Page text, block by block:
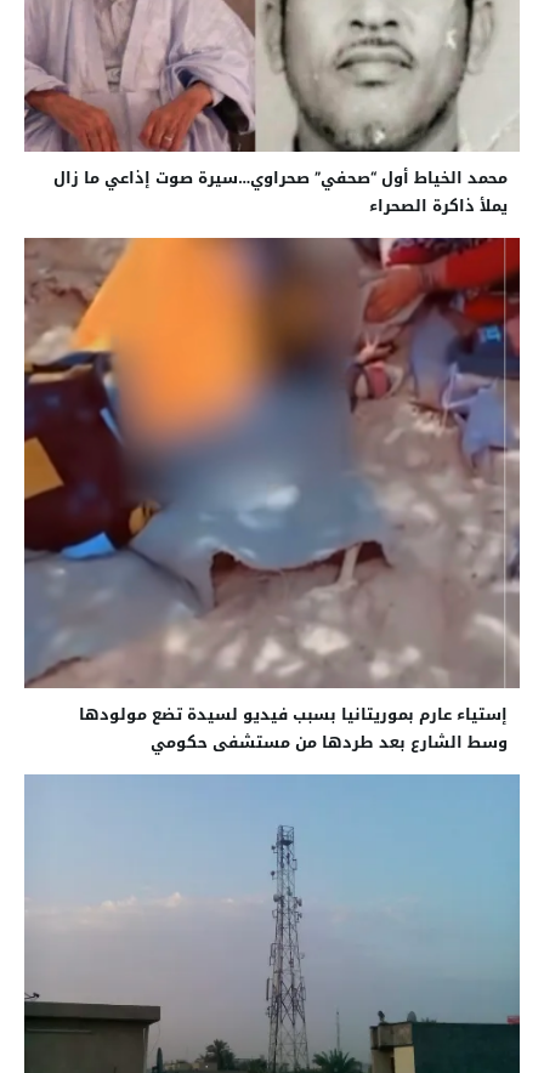
محمد الخياط أول “صحفي” صحراوي…سيرة صوت إذاعي ما زال
يملأ ذاكرة الصحراء
إستياء عارم بموريتانيا بسبب فيديو لسيدة تضع مولودها
وسط الشارع بعد طردها من مستشفى حكومي